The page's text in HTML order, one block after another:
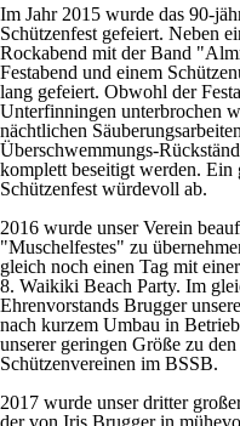
Im Jahr 2015 wurde das 90-
Schützenfest gefeiert. Neben
Rockabend mit der Band
Festabend und einem
lang gefeiert. Obwohl der
Unterfinningen unterbrochen
nächtlichen
Überschwemmungs-
komplett beseitigt werden. Ein
Schützenfest würdevoll ab.
2016 wurde unser Verein
"Muschelfestes" zu
gleich noch einen Tag mit
8. Waikiki Beach Party. Im
Ehrenvorstands Brugger
nach kurzem Umbau in
unserer geringen Größe zu
Schützenvereinen im BSSB.
2017 wurde unser dritter
der von Iris Brugger in